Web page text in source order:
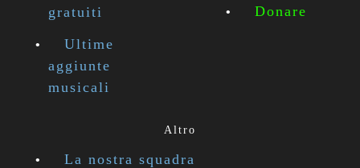
gratuiti
Ultime
aggiunte
musicali
Donare
Altro
La nostra squadra